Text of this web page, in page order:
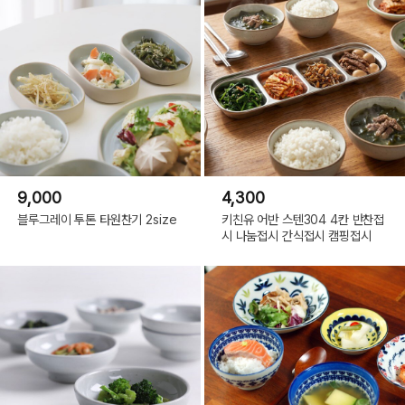
9,000
블루그레이 투톤 타원찬기 2size
4,300
키친유 어반 스텐304 4칸 반찬접
시 나눔접시 간식접시 캠핑접시